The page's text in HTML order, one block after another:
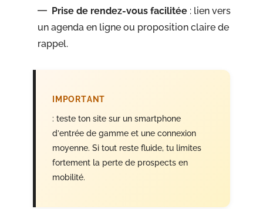
Prise de rendez-vous facilitée : lien vers
un agenda en ligne ou proposition claire de
rappel.
IMPORTANT
: teste ton site sur un smartphone
d’entrée de gamme et une connexion
moyenne. Si tout reste fluide, tu limites
fortement la perte de prospects en
mobilité.